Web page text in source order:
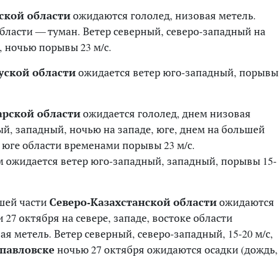
областиожидаются гололед, низовая метель.
— туман. Ветер северный, северо-западный на
ночью порывы 23 м/с.
областиожидается ветер юго-западный, порывы
областиожидается гололед, днем низовая
западный, ночью на западе, юге, днем на большей
юге области временами порывы 23 м/с.
ожидается ветер юго-западный, западный, порывы 15-
частиСеверо-Казахстанской областиожидаются
октября на севере, западе, востоке области
метель. Ветер северный, северо-западный, 15-20 м/с,
ночью 27 октября ожидаются осадки (дождь,